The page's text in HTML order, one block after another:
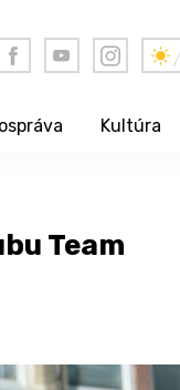
Kultúra
Team